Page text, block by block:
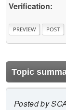
Verification:
Topic
Posted by